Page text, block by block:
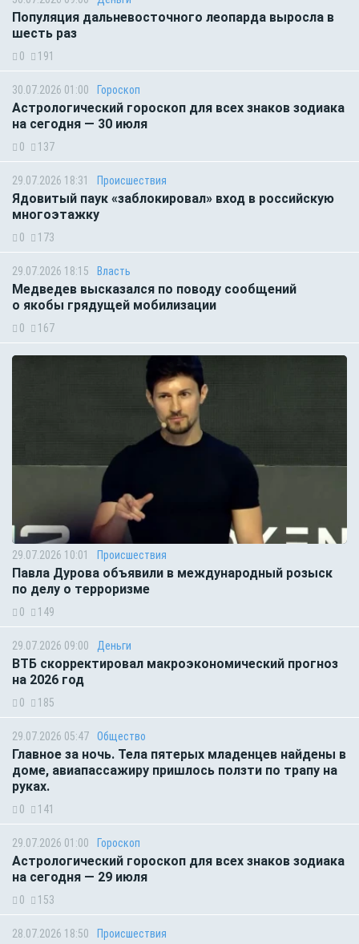
Популяция дальневосточного леопарда выросла в
шесть раз
0 191
30.07.2026 01:00 Гороскоп
Астрологический гороскоп для всех знаков зодиака
на сегодня — 30 июля
0 137
29.07.2026 18:31 Происшествия
Ядовитый паук «заблокировал» вход в российскую
многоэтажку
0 173
29.07.2026 18:15 Власть
Медведев высказался по поводу сообщений
о якобы грядущей мобилизации
0 167
29.07.2026 10:01 Происшествия
Павла Дурова объявили в международный розыск
по делу о терроризме
0 149
29.07.2026 09:00 Деньги
ВТБ скорректировал макроэкономический прогноз
на 2026 год
0 185
29.07.2026 05:47 Общество
Главное за ночь. Тела пятерых младенцев найдены в
доме, авиапассажиру пришлось ползти по трапу на
руках.
0 141
29.07.2026 01:00 Гороскоп
Астрологический гороскоп для всех знаков зодиака
на сегодня — 29 июля
0 153
28.07.2026 18:50 Происшествия